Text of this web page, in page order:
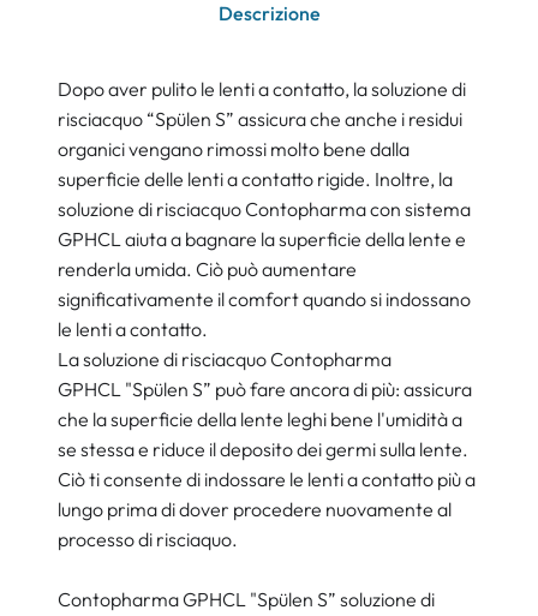
Descrizione
Dopo aver pulito le lenti a contatto, la soluzione di
risciacquo “Spülen S” assicura che anche i residui
organici vengano rimossi molto bene dalla
superficie delle lenti a contatto rigide. Inoltre, la
soluzione di risciacquo Contopharma con sistema
GPHCL aiuta a bagnare la superficie della lente e
renderla umida. Ciò può aumentare
significativamente il comfort quando si indossano
le lenti a contatto.
La soluzione di risciacquo Contopharma
GPHCL "Spülen S” può fare ancora di più: assicura
che la superficie della lente leghi bene l'umidità a
se stessa e riduce il deposito dei germi sulla lente.
Ciò ti consente di indossare le lenti a contatto più a
lungo prima di dover procedere nuovamente al
processo di risciaquo.
Contopharma GPHCL "Spülen S” soluzione di